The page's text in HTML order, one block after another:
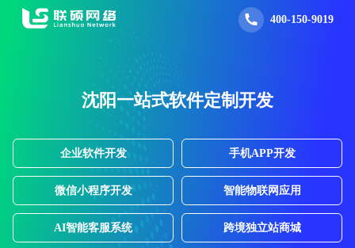
400-150-9019
沈阳一站式软件定制开发
企业软件开发 手机APP开发
微信小程序开发 智能物联网应用
AI智能客服系统 跨境独立站商城